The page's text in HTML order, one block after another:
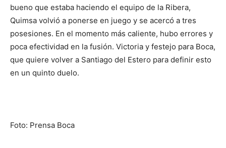
bueno que estaba haciendo el equipo de la Ribera,
Quimsa volvió a ponerse en juego y se acercó a tres
posesiones. En el momento más caliente, hubo errores y
poca efectividad en la fusión. Victoria y festejo para Boca,
que quiere volver a Santiago del Estero para definir esto
en un quinto duelo.
Foto: Prensa Boca